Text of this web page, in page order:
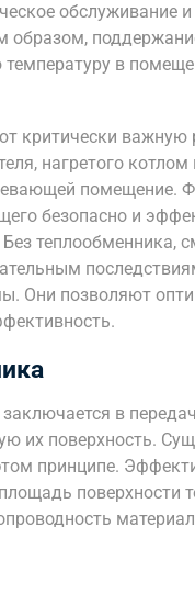
обслуживание
в
критически важную
нагретого
помещение.
безопасно и
теплообменника,
Они позволяют
в
их поверхность.
принципе.
поверхности